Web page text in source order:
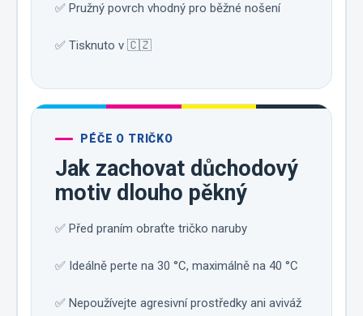
✅ Pružný povrch vhodný pro běžné nošení
✅ Tisknuto v 🇨🇿
PÉČE O TRIČKO
Jak zachovat důchodový
motiv dlouho pěkný
✅ Před praním obraťte tričko naruby
✅ Ideálně perte na 30 °C, maximálně na 40 °C
✅ Nepoužívejte agresivní prostředky ani aviváž